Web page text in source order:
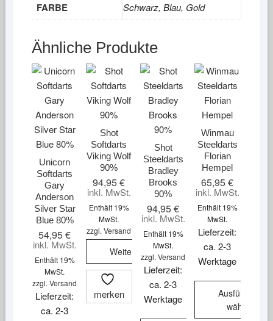
FARBE Schwarz, Blau, Gold
Ähnliche Produkte
Unicorn
Softdarts
Gary
Anderson
Silver Star
Blue 80%
54,95€
inkl. MwSt.
Enthält 19%
MwSt.
zzgl.Versand
Lieferzeit:
ca. 2-3
Shot
Softdarts
Viking Wolf
90%
94,95€
inkl. MwSt.
Enthält 19%
MwSt.
zzgl.Versand
Weiterlesen
merken
Shot
Steeldarts
Bradley
Brooks
90%
94,95€
inkl. MwSt.
Enthält 19%
MwSt.
zzgl.Versand
Lieferzeit:
ca. 2-3
Werktage
Winmau
Steeldarts
Florian
Hempel
65,95€
inkl. MwSt.
Enthält 19%
MwSt.
Lieferzeit:
ca. 2-3
Werktage
Ausführung
wählen